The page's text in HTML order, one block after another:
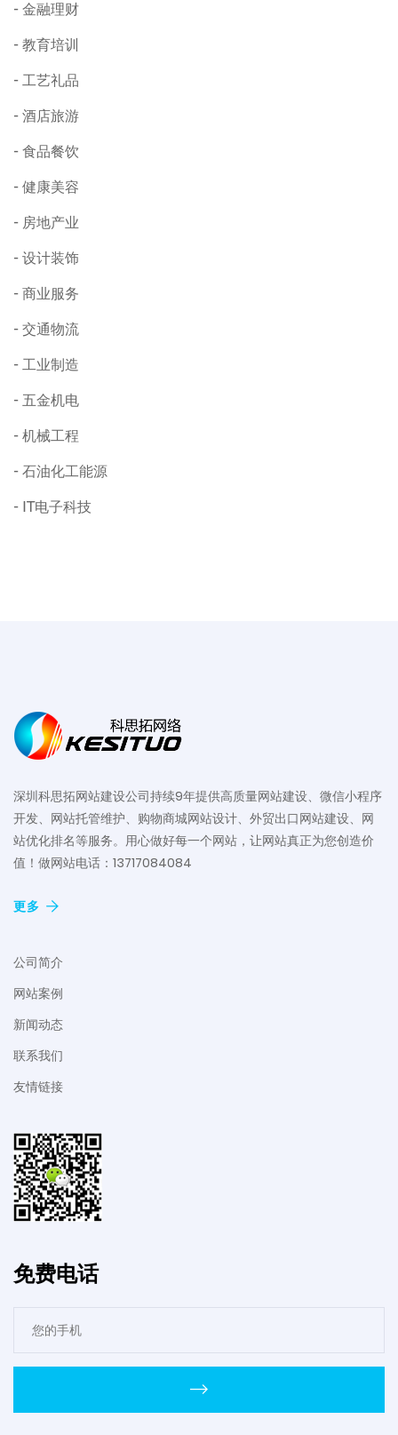
金融理财
教育培训
工艺礼品
酒店旅游
食品餐饮
健康美容
房地产业
设计装饰
商业服务
交通物流
工业制造
五金机电
机械工程
石油化工能源
IT电子科技
深圳科思拓网站建设公司持续9年提供高质量网站建设、微信小程序
开发、网站托管维护、购物商城网站设计、外贸出口网站建设、网
站优化排名等服务。用心做好每一个网站，让网站真正为您创造价
值！做网站电话：13717084084
更多
公司简介
网站案例
新闻动态
联系我们
友情链接
免费电话